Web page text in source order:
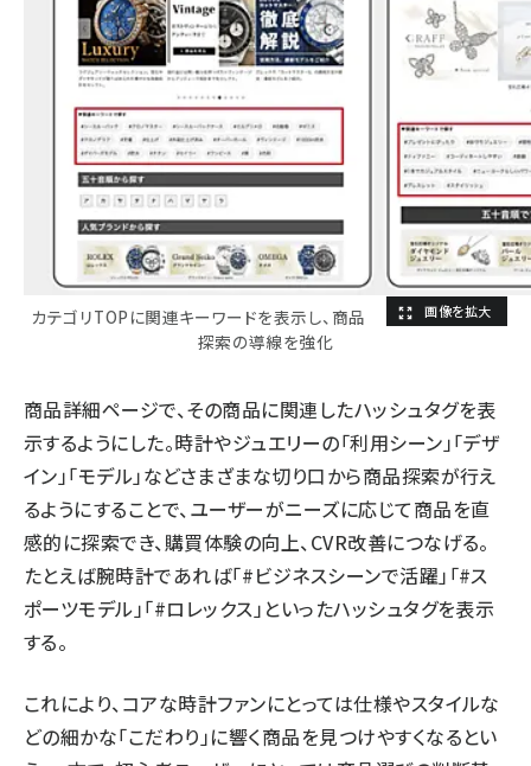
カテゴリTOPに関連キーワードを表示し、商品
探索の導線を強化
商品詳細ページで、その商品に関連したハッシュタグを表
示するようにした。時計やジュエリーの「利用シーン」「デザ
イン」「モデル」などさまざまな切り口から商品探索が行え
るようにすることで、ユーザーがニーズに応じて商品を直
感的に探索でき、購買体験の向上、CVR改善につなげる。
たとえば腕時計であれば「#ビジネスシーンで活躍」「#ス
ポーツモデル」「#ロレックス」といったハッシュタグを表示
する。
これにより、コアな時計ファンにとっては仕様やスタイルな
どの細かな「こだわり」に響く商品を見つけやすくなるとい